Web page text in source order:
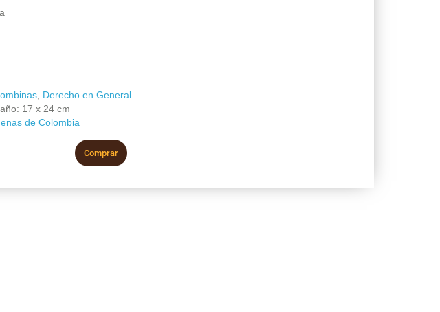
, Derecho en General
17 x 24 cm
de Colombia
Comprar